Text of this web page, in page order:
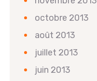
octobre 2013
août 2013
juillet 2013
juin 2013